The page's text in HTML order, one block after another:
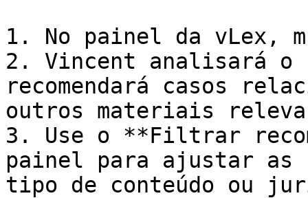
1. No painel da vLex,
2. Vincent analisará o
recomendará casos
outros materiais
3. Use o **Filtrar
painel para ajustar as
tipo de conteúdo ou